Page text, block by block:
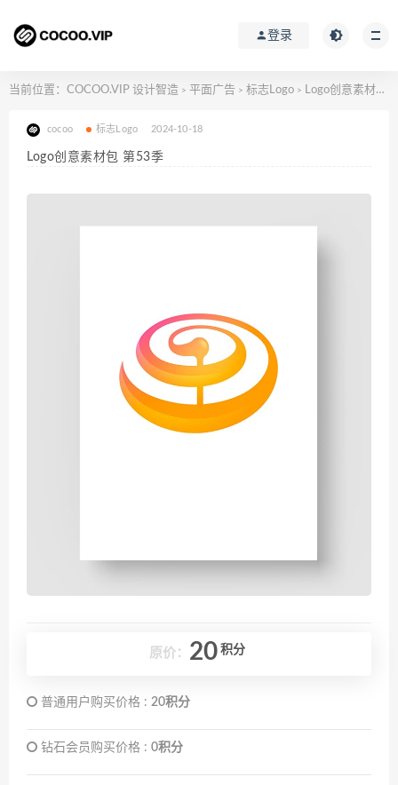
登录
当前位置： COCOO.VIP 设计智造 > 平面广告 > 标志Logo > Logo创意素材包 第53季
cocoo 标志Logo 2024-10-18
Logo创意素材包 第53季
原价： 20 积分
普通用户购买价格 : 20积分
钻石会员购买价格 : 0积分